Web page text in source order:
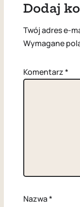
Dodaj
Twój adres e-
Wymagane
Komentarz*
Nazwa*